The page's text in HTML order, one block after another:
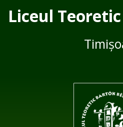
Liceul
navigation